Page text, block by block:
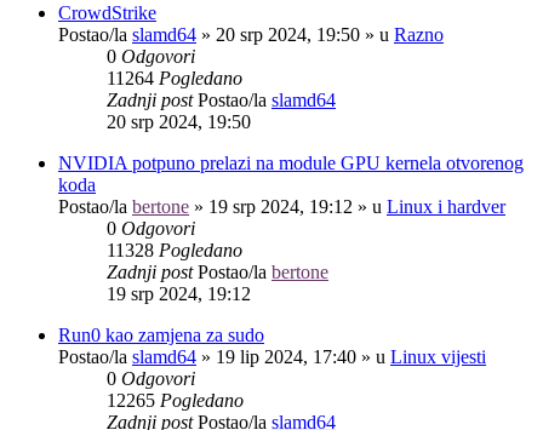
CrowdStrike
Postao/la slamd64 » 20 srp 2024, 19:50 » u Razno
0 Odgovori
11264 Pogledano
Zadnji postPostao/la slamd64
20 srp 2024, 19:50
NVIDIA potpuno prelazi na module GPU kernela otvorenog
koda
Postao/la bertone » 19 srp 2024, 19:12 » u Linux i hardver
0 Odgovori
11328 Pogledano
Zadnji postPostao/la bertone
19 srp 2024, 19:12
Run0 kao zamjena za sudo
Postao/la slamd64 » 19 lip 2024, 17:40 » u Linux vijesti
0 Odgovori
12265 Pogledano
Zadnji postPostao/la slamd64